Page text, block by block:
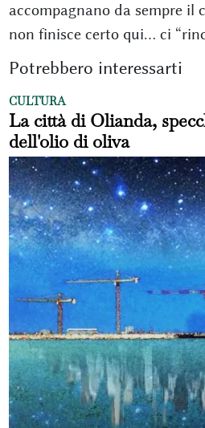
accompagnano da sempre il
non finisce certo qui… ci
Potrebbero interessarti
CULTURA
La città di Olianda,
dell'olio di oliva